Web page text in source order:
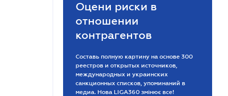
Оцени риски в
отношении
контрагентов
Составь полную картину на основе 300
реестров и открытых источников,
международных и украинских
санкционных списков, упоминаний в
медиа. Нова LIGA360 змінює все!